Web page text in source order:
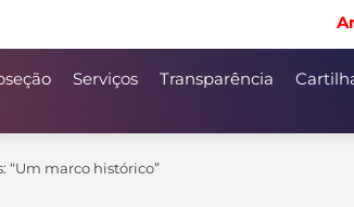
Serviços Transparência
“Um marco histórico”